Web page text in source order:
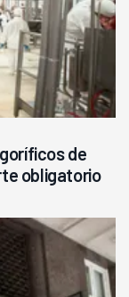
de
obligatorio